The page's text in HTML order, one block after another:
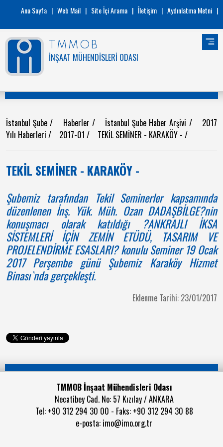
Ana Sayfa | Web Mail | Site İçi Arama | İletişim | Aydınlatma Metni |
TMMOB
İNŞAAT MÜHENDİSLERİ ODASI
İstanbul Şube/ Haberler / İstanbul Şube Haber Arşivi / 2017
Yılı Haberleri / 2017-01 / TEKİL SEMİNER - KARAKÖY - /
TEKİL SEMİNER - KARAKÖY -
Şubemiz tarafından Tekil Seminerler kapsamında
düzenlenen İnş. Yük. Müh. Ozan DADAŞBİLGE?nin
konuşmacı olarak katıldığı ?ANKRAJLI İKSA
SİSTEMLERİ İÇİN ZEMİN ETÜDÜ, TASARIM VE
PROJELENDİRME ESASLARI? konulu Seminer 19 Ocak
2017 Perşembe günü Şubemiz Karaköy Hizmet
Binası`nda gerçekleşti.
Eklenme Tarihi: 23/01/2017
TMMOB İnşaat Mühendisleri Odası
Necatibey Cad. No: 57 Kızılay / ANKARA
Tel: +90 312 294 30 00 - Faks: +90 312 294 30 88
e-posta: imo@imo.org.tr